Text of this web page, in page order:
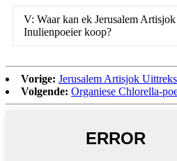
V: Waar kan ek Jerusalem
Inulienpoeier koop?
Vorige: Jerusalem Artisjok
Volgende: Organiese Chlorella-